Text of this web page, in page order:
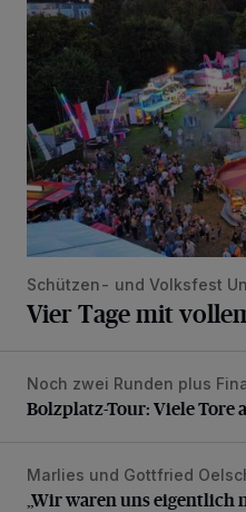
Schützen- und Volksfest
Vier Tage mit
Bolzplatz-Tour: Viele Tore
Noch zwei Runden plus
Bolzplatz-Tour: Viele Tore
„Wir waren uns eigentlich
Marlies und Gottfried
„Wir waren uns eigentlich